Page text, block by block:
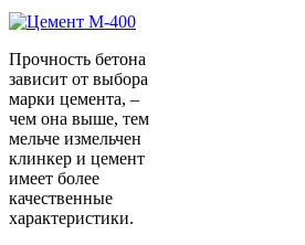
Прочность бетона
зависит от выбора
марки цемента, –
чем она выше, тем
мельче измельчен
клинкер и цемент
имеет более
качественные
характеристики.